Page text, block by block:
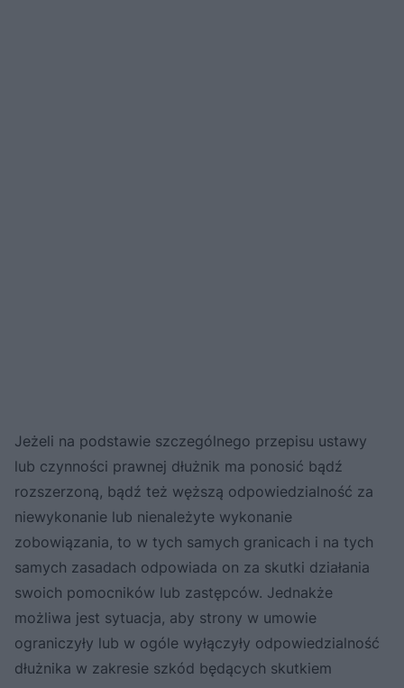
Jeżeli na podstawie szczególnego przepisu ustawy
lub czynności prawnej dłużnik ma ponosić bądź
rozszerzoną, bądź też węższą odpowiedzialność za
niewykonanie lub nienależyte wykonanie
zobowiązania, to w tych samych granicach i na tych
samych zasadach odpowiada on za skutki działania
swoich pomocników lub zastępców. Jednakże
możliwa jest sytuacja, aby strony w umowie
ograniczyły lub w ogóle wyłączyły odpowiedzialność
dłużnika w zakresie szkód będących skutkiem